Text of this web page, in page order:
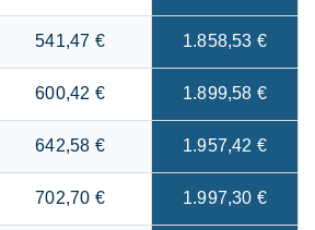
541,47 € 1.858,53 €
600,42 € 1.899,58 €
642,58 € 1.957,42 €
702,70 € 1.997,30 €